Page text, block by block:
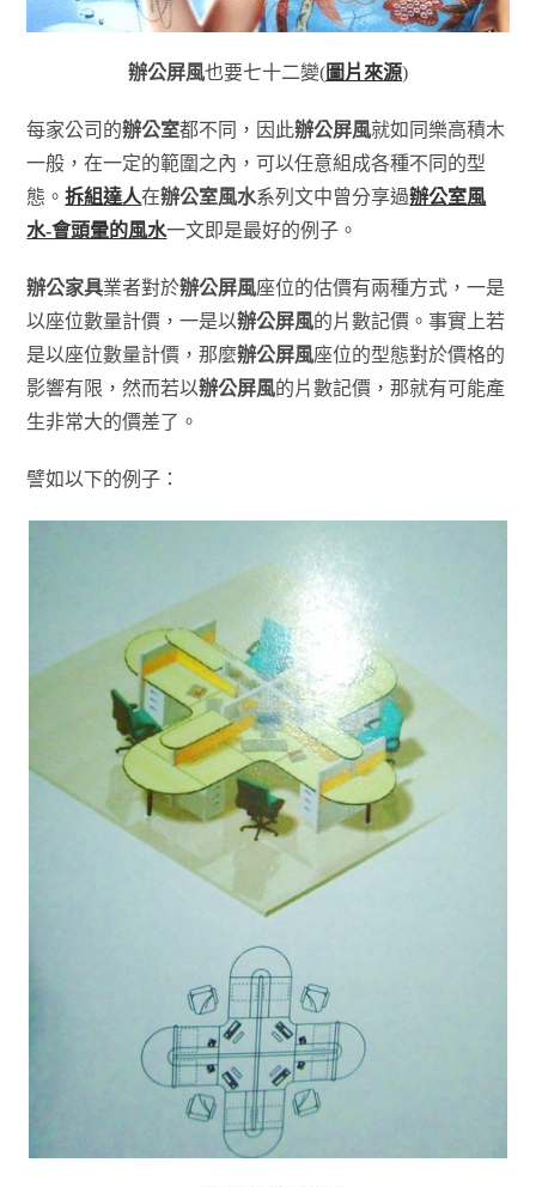
辦公屏風也要七十二變(圖片來源)
每家公司的辦公室都不同，因此辦公屏風就如同樂高積木
一般，在一定的範圍之內，可以任意組成各種不同的型
態。拆組達人在辦公室風水系列文中曾分享過辦公室風
水-會頭暈的風水一文即是最好的例子。
辦公家具業者對於辦公屏風座位的估價有兩種方式，一是
以座位數量計價，一是以辦公屏風的片數記價。事實上若
是以座位數量計價，那麼辦公屏風座位的型態對於價格的
影響有限，然而若以辦公屏風的片數記價，那就有可能產
生非常大的價差了。
譬如以下的例子：